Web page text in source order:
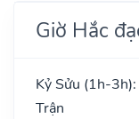
Giờ Hắc
Kỷ Sửu (1h-3h):
Trận